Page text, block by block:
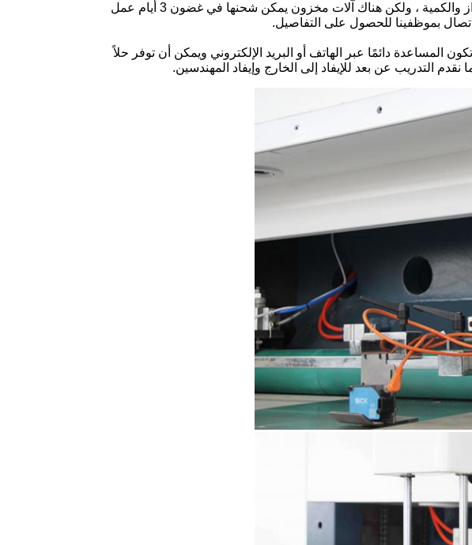
ج: يستغرق الأمر حوالي 20 إلى 30 يومًا ، اعتمادًا على الطراز والكمية ، ولكن هناك آلات مخزون يمكن شحنها في غضون 3 أيام عمل
بموظفينا للحصول على التفاصيل.
المساعدة دائمًا عبر الهاتف أو البريد الإلكتروني ويمكن أن توفر حلاً